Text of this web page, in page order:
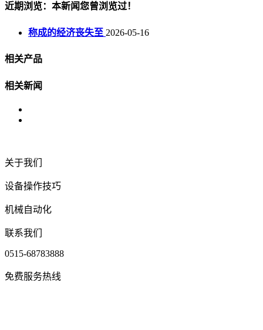
近期浏览：本新闻您曾浏览过！
称成的经济丧失至 2026-05-16
相关产品
相关新闻
关于我们
设备操作技巧
机械自动化
联系我们
0515-68783888
免费服务热线